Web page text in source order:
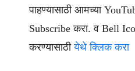
पाहण्यासाठी आमच्या
Subscribe करा. व Bell
करण्यासाठीयेथे क्लिक करा